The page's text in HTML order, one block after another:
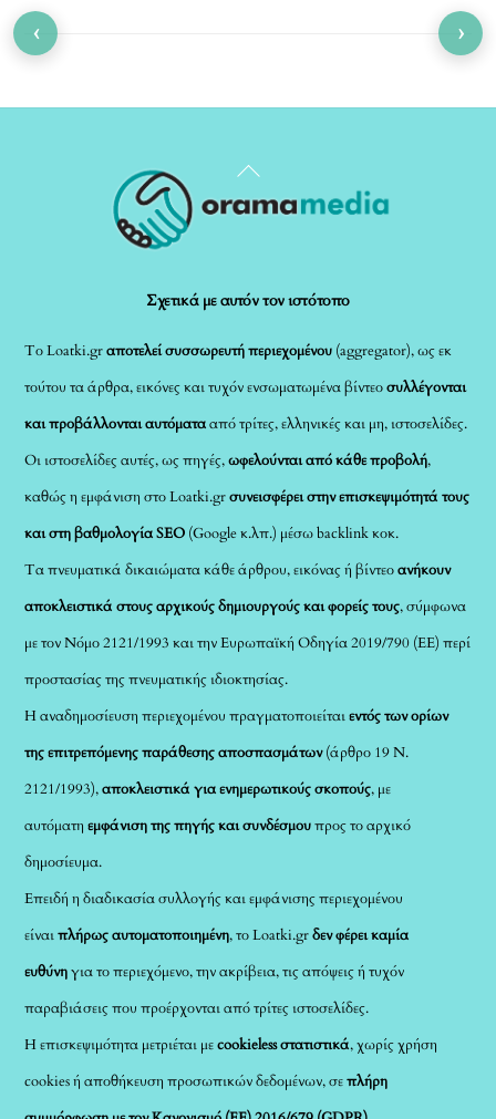
Back
To
Σχετικά με αυτόν τον ιστότοπο
Το Loatki.grαποτελεί συσσωρευτή περιεχομένου (aggregator), ως εκ
τούτου τα άρθρα, εικόνες και τυχόν ενσωματωμένα βίντεοσυλλέγονται
και προβάλλονται αυτόματααπό τρίτες, ελληνικές και μη, ιστοσελίδες.
Οι ιστοσελίδες αυτές, ως πηγές,ωφελούνται από κάθε προβολή,
καθώς η εμφάνιση στο Loatki.grσυνεισφέρει στην επισκεψιμότητά τους
και στη βαθμολογία SEO (Google κ.λπ.) μέσω backlink κοκ.
Τα πνευματικά δικαιώματα κάθε άρθρου, εικόνας ή βίντεοανήκουν
αποκλειστικά στους αρχικούς δημιουργούς και φορείς τους, σύμφωνα
με τον Νόμο 2121/1993 και την Ευρωπαϊκή Οδηγία 2019/790 (ΕΕ) περί
προστασίας της πνευματικής ιδιοκτησίας.
Η αναδημοσίευση περιεχομένου πραγματοποιείταιεντός των ορίων
της επιτρεπόμενης παράθεσης αποσπασμάτων(άρθρο 19 Ν.
2121/1993),αποκλειστικά για ενημερωτικούς σκοπούς, με
αυτόματηεμφάνιση της πηγής και συνδέσμουπρος το αρχικό
δημοσίευμα.
Επειδή η διαδικασία συλλογής και εμφάνισης περιεχομένου
είναιπλήρως αυτοματοποιημένη, το Loatki.grδεν φέρει καμία
ευθύνηγια το περιεχόμενο, την ακρίβεια, τις απόψεις ή τυχόν
παραβιάσεις που προέρχονται από τρίτες ιστοσελίδες.
Η επισκεψιμότητα μετριέται μεcookieless στατιστικά, χωρίς χρήση
cookies ή αποθήκευση προσωπικών δεδομένων, σεπλήρη
‹ ›